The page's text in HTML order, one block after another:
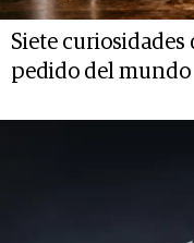
Siete
pedido del mundo